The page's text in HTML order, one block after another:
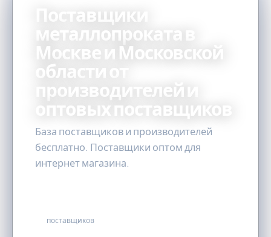
Поставщики
металлопроката в
Москве и Московской
области от
производителей и
оптовых поставщиков
База поставщиков и производителей
бесплатно. Поставщики оптом для
интернет магазина.
поставщиков